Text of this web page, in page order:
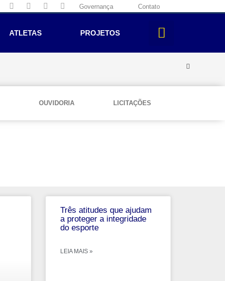
Governança Contato
ATLETAS PROJETOS
OUVIDORIA LICITAÇÕES
Três atitudes que ajudam
a proteger a integridade
do esporte
LEIA MAIS »